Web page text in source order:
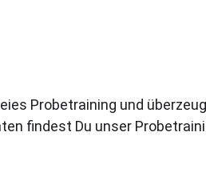
Probetraining und
findest Du unser